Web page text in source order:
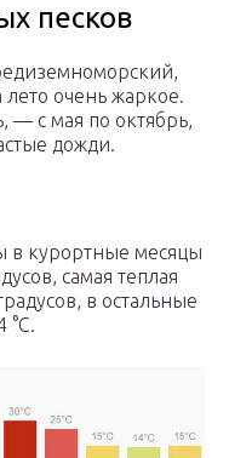
песков
лето очень жаркое.
— с мая по октябрь,
дожди.
в курортные месяцы
самая теплая
в остальные
°C.